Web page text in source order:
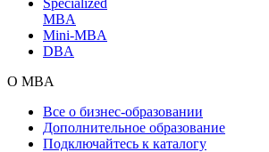
MBA
Mini-MBA
DBA
О MBA
Все о бизнес-образовании
Дополнительное образование
Подключайтесь к каталогу